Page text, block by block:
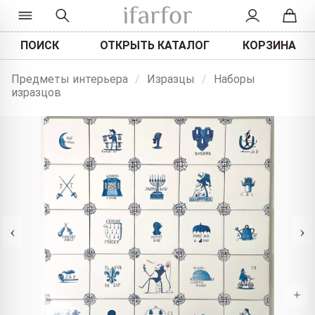
ПОИСК ОТКРЫТЬ КАТАЛОГ КОРЗИНА
Предметы интерьера / Изразцы /
Наборы
изразцов
‹ ›
+